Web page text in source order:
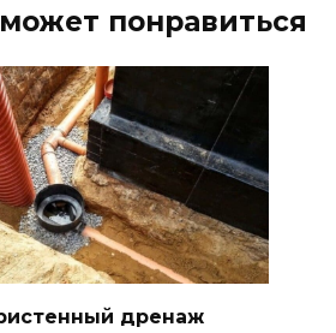
понравиться
дренаж